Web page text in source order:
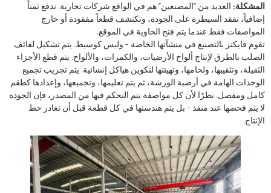
المشكلة: العديد من “المصنعين” هم في الواقع شركات تجارية. تدفع ثمناً
إضافياً، تفقد السيطرة على الجودة، وتكتشف قطعاً مفقودة أو خارج
المواصفات فقط عندما يتم فتح الحاوية في الموقع.
تقوم فايكنز بالتصنيع في منشآتها الخاصة - وليس كوسيط. يتم تشكيل لفائف
الصلب بالطرق لإنتاج ألواح الأرضيات، والكمرات، والألواح. يتم قطع الأجزاء
الثقيلة، وتثقيبها، ولحامها، وتهيئتها لتكوين هياكل إنشائية. يتم تجريب تجميع
الوحدات الهامة في أرضية الورشة، ثم يتم تعليمها، وتجميعها، وإعدادها كطقم
كامل ومفصل. نظرًا لأن كل مواصفة يتم التحكم فيها من المصدر، فإن الجودة
لا يتم فحصها عند منفذ - بل يتم هندستها في كل قطعة قبل أن تغادر خط
الإنتاج.